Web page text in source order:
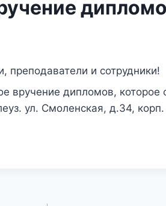
преподаватели и сотрудники!
вручение дипломов, которое
ул. Смоленская, д.34, корп.